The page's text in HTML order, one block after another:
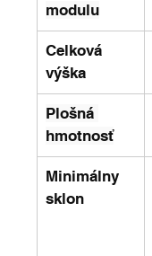
modulu
Celková
výška
Plošná
hmotnosť
Minimálny
sklon